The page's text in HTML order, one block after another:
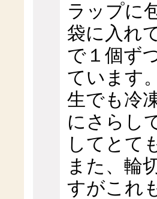
ラップに
袋に入れ
で１個ず
ています。
生でも冷
にさらし
してとて
また、輪
すがこれ